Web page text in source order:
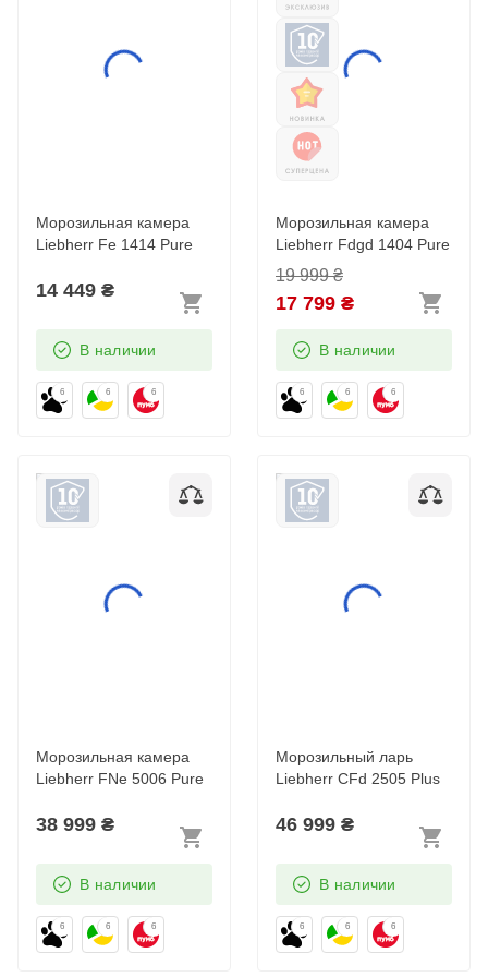
Морозильная камера
Liebherr Fe 1414 Pure
14 449 ₴
В наличии
6 6 6
Pure
Морозильная камера
Liebherr Fdgd 1404 Pure
19 999₴
17 799 ₴
В наличии
6 6 6
Морозильная камера
Liebherr FNe 5006
Морозильная камера
Liebherr FNe 5006 Pure
38 999 ₴
В наличии
6 6 6
Морозильный ларь
Liebherr CFd 2505
Морозильный ларь
Liebherr CFd 2505 Plus
46 999 ₴
В наличии
6 6 6